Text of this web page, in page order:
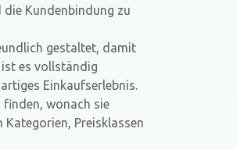
Kundenbindung zu
gestaltet, damit
es vollständig
Einkaufserlebnis.
finden, wonach sie
Preisklassen